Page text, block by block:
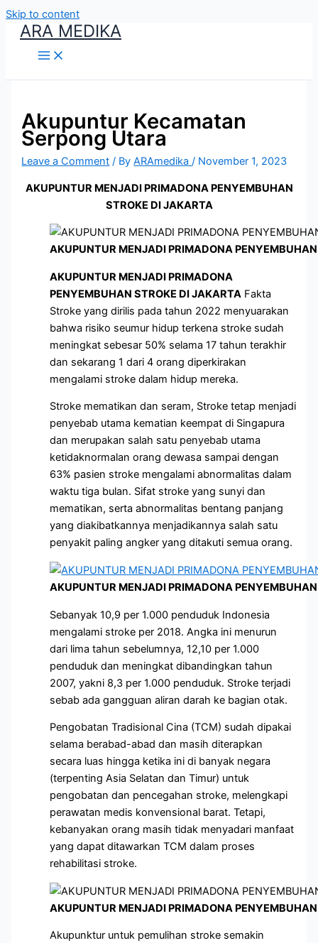
Skip to content
ARA MEDIKA
Akupuntur Kecamatan
Serpong Utara
Leave a Comment / ByARAmedika/ November 1, 2023
AKUPUNTUR MENJADI PRIMADONA PENYEMBUHAN
STROKE DI JAKARTA
AKUPUNTUR MENJADI PRIMADONA
AKUPUNTUR MENJADI PRIMADONA
PENYEMBUHAN STROKE DI JAKARTA Fakta
Stroke yang dirilis pada tahun 2022 menyuarakan
bahwa risiko seumur hidup terkena stroke sudah
meningkat sebesar 50% selama 17 tahun terakhir
dan sekarang 1 dari 4 orang diperkirakan
mengalami stroke dalam hidup mereka.
Stroke mematikan dan seram, Stroke tetap menjadi
penyebab utama kematian keempat di Singapura
dan merupakan salah satu penyebab utama
ketidaknormalan orang dewasa sampai dengan
63% pasien stroke mengalami abnormalitas dalam
waktu tiga bulan. Sifat stroke yang sunyi dan
mematikan, serta abnormalitas bentang panjang
yang diakibatkannya menjadikannya salah satu
penyakit paling angker yang ditakuti semua orang.
AKUPUNTUR MENJADI PRIMADONA
Sebanyak 10,9 per 1.000 penduduk Indonesia
mengalami stroke per 2018. Angka ini menurun
dari lima tahun sebelumnya, 12,10 per 1.000
penduduk dan meningkat dibandingkan tahun
2007, yakni 8,3 per 1.000 penduduk. Stroke terjadi
sebab ada gangguan aliran darah ke bagian otak.
Pengobatan Tradisional Cina (TCM) sudah dipakai
selama berabad-abad dan masih diterapkan
secara luas hingga ketika ini di banyak negara
(terpenting Asia Selatan dan Timur) untuk
pengobatan dan pencegahan stroke, melengkapi
perawatan medis konvensional barat. Tetapi,
kebanyakan orang masih tidak menyadari manfaat
yang dapat ditawarkan TCM dalam proses
rehabilitasi stroke.
AKUPUNTUR MENJADI PRIMADONA
Akupunktur untuk pemulihan stroke semakin